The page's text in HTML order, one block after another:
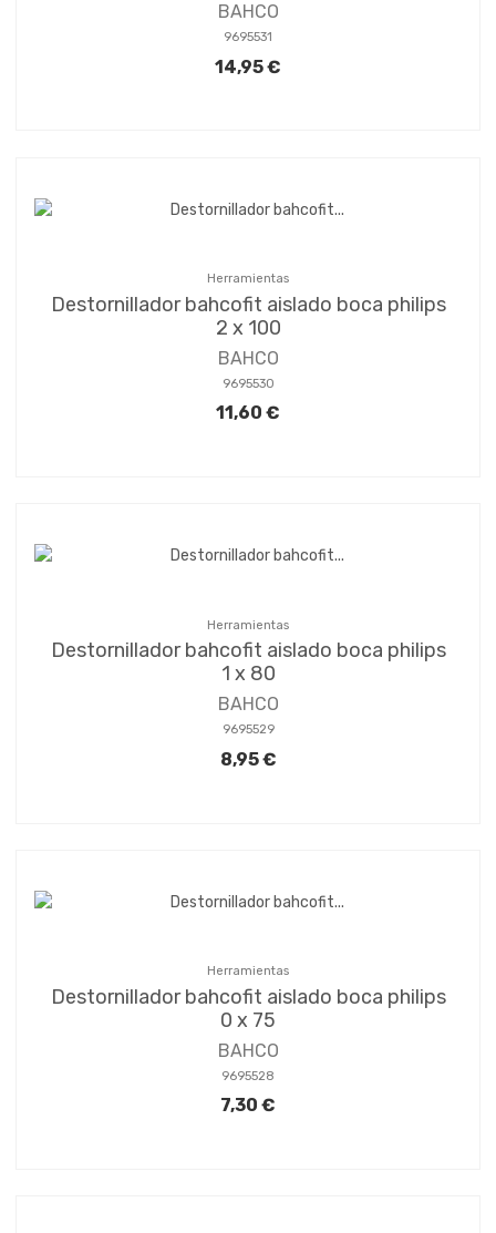
BAHCO
9695531
14,95 €
Herramientas
Destornillador bahcofit aislado boca philips
2 x 100
BAHCO
9695530
11,60 €
Herramientas
Destornillador bahcofit aislado boca philips
1 x 80
BAHCO
9695529
8,95 €
Herramientas
Destornillador bahcofit aislado boca philips
0 x 75
BAHCO
9695528
7,30 €